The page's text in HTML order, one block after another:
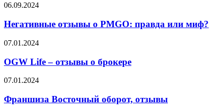
Тайги
что
этом
партнёры
Негативные
о
PMGO:
правда
или
миф?
06.09.2024
Негативные отзывы о PMGO: правда или миф?
OGW
–
отзывы
о
07.01.2024
OGW Life – отзывы о брокере
Франшиза
оборот,
отзывы
07.01.2024
Франшиза Восточный оборот, отзывы